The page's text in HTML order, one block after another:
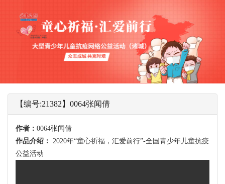
【编号:21382】0064张闻倩
作者： 0064张闻倩
作品介绍：
2020年“童心祈福，汇爱前行”-全国青少年儿童抗疫
公益活动